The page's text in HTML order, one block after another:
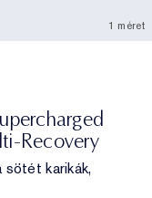
1 méret
Recovery
sötét karikák,